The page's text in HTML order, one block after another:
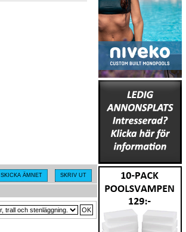
SKICKA ÄMNET SKRIV UT